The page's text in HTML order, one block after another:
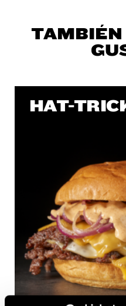
TAMBIÉN
HAT-